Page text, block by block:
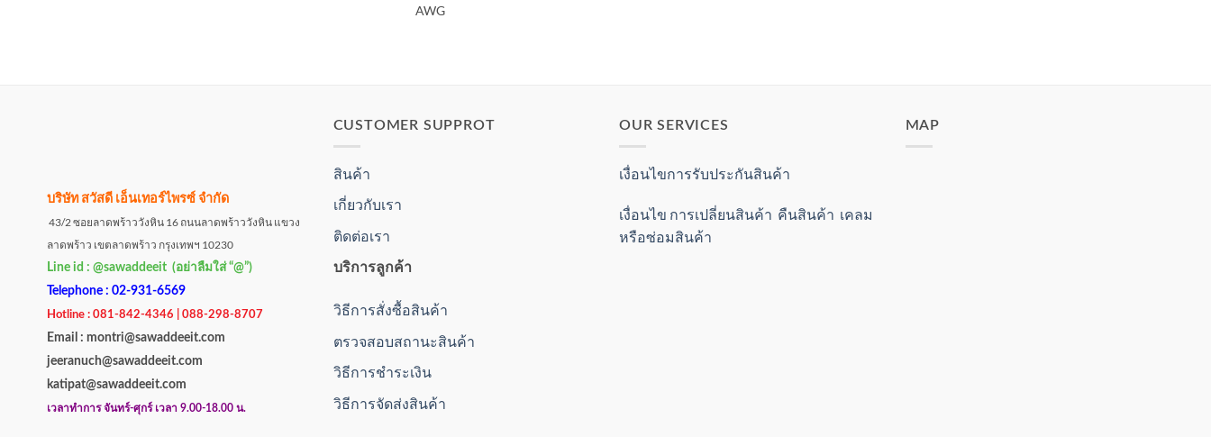
AWG
บริษัท สวัสดี เอ็นเทอร์ไพรซ์ จำกัด
43/2 ซอยลาดพร้าววังหิน 16 ถนนลาดพร้าววังหิน แขวง
ลาดพร้าว เขตลาดพร้าว กรุงเทพฯ 10230
Line id : @sawaddeeit (อย่าลืมใส่ “@”)
Telephone : 02-931-6569
Hotline : 081-842-4346 | 088-298-8707
Email : montri@sawaddeeit.com
jeeranuch@sawaddeeit.com
katipat@sawaddeeit.com
เวลาทำการ จันทร์-ศุกร์ เวลา 9.00-18.00 น.
CUSTOMER SUPPROT
สินค้า
เกี่ยวกับเรา
ติดต่อเรา
บริการลูกค้า
วิธีการสั่งซื้อสินค้า
ตรวจสอบสถานะสินค้า
วิธีการชำระเงิน
วิธีการจัดส่งสินค้า
OUR SERVICES
เงื่อนไขการรับประกันสินค้า
เงื่อนไข การเปลี่ยนสินค้า คืนสินค้า เคลม
หรือซ่อมสินค้า
MAP